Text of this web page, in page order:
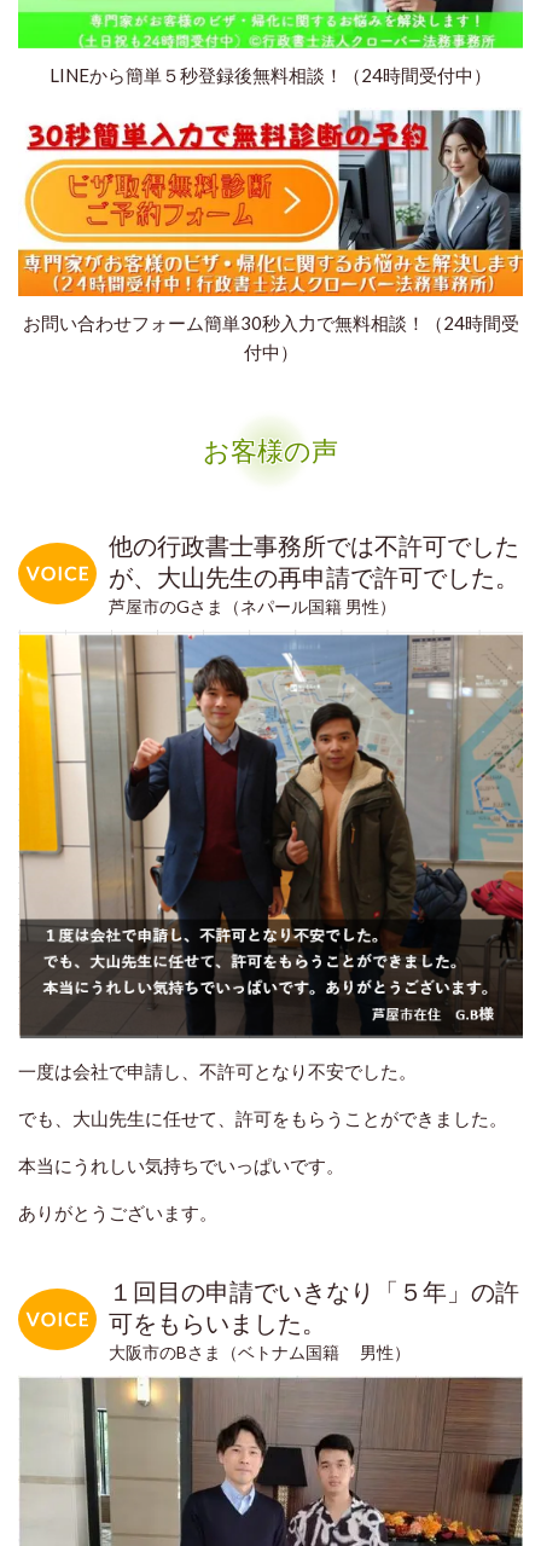
LINEから簡単５秒登録後無料相談！（24時間受付中）
お問い合わせフォーム簡単30秒入力で無料相談！（24時間受
付中）
お客様の声
他の行政書士事務所では不許可でした
が、大山先生の再申請で許可でした。
芦屋市のGさま（ネパール国籍 男性）
一度は会社で申請し、不許可となり不安でした。
でも、大山先生に任せて、許可をもらうことができました。
本当にうれしい気持ちでいっぱいです。
ありがとうございます。
１回目の申請でいきなり「５年」の許
可をもらいました。
大阪市のBさま（ベトナム国籍 男性）